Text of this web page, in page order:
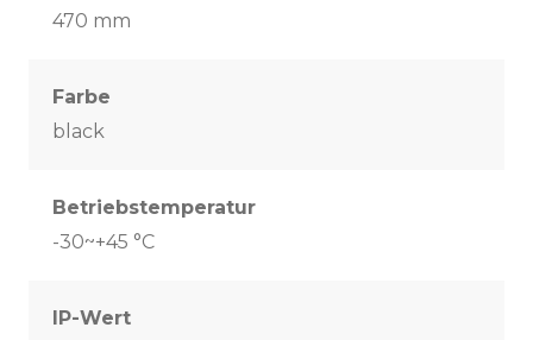
470 mm
Farbe
black
Betriebstemperatur
-30~+45 °C
IP-Wert